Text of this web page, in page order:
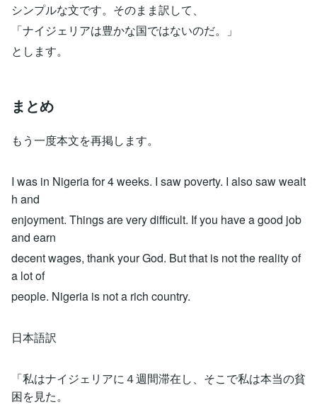
シンプルな文です。そのまま訳して、
「ナイジェリアは豊かな国ではないのだ。」
とします。
まとめ
もう一度本文を再掲します。
I was in Nigeria for 4 weeks. I saw poverty. I also saw wealt
h and
enjoyment. Things are very difficult. If you have a good job
and earn
decent wages, thank your God. But that is not the reality of
a lot of
people. Nigeria is not a rich country.
日本語訳
「私はナイジェリアに４週間滞在し、そこで私は本当の貧
困を見た。